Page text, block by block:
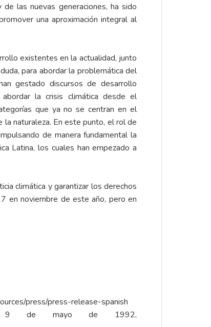
las nuevas generaciones, ha sido
una aproximación integral al
existentes en la actualidad, junto
para abordar la problemática del
gestado discursos de desarrollo
la crisis climática desde el
que ya no se centran en el
naturaleza. En este punto, el rol de
de manera fundamental la
Latina, los cuales han empezado a
climática y garantizar los derechos
en noviembre de este año, pero en
press/press-release-spanish
9 de mayo de 1992,